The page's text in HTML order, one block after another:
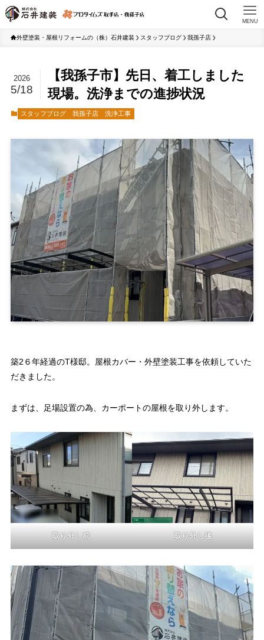
MENU
外壁塗装・屋根リフォームの（株）石井建装 スタッフブログ 我孫子店
【我孫子市】先日、着工しました
現場。洗浄までの進捗状況
2026
5/18
スタッフブログ 我孫子店 洗浄工事
築2６年経過のT様邸。屋根カバー・外壁塗装工事を依頼していた
だきました。
まずは、足場設置の為、カーポートの屋根を取り外します。
取り外し前 取り外し後